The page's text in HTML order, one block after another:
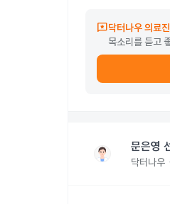
reviews닥터나우 의료
목소리를 듣고
문은영
닥터나우